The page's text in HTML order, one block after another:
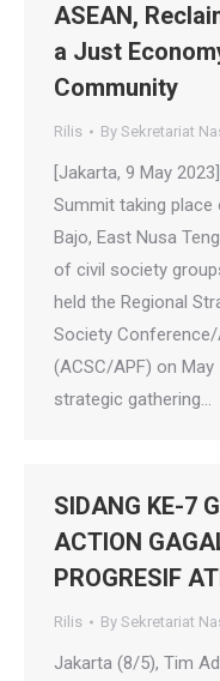
ASEAN,
a Just
Community
Rilis By Sekretariat
[Jakarta, 9 May
Summit taking place
Bajo, East Nusa
of civil society
held the Regional
Society Conference/
(ACSC/APF) on
strategic gathering…
SIDANG KE-7
ACTION
PROGRESIF
Rilis By Sekretariat
Jakarta (8/5), Tim